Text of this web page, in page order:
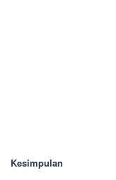
Kesimpulan